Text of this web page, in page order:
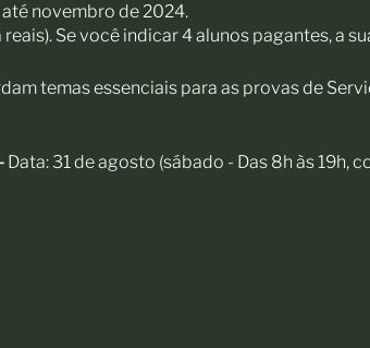
novembro de 2024.
Se você indicar 4 alunos pagantes, a
temas essenciais para as provas de
Data: 31 de agosto (sábado - Das 8h às 19h,